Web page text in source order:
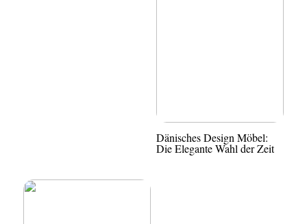
Dänisches Design Möbel:
Die Elegante Wahl der Zeit